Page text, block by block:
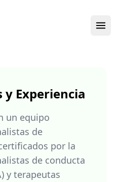
y Experiencia
un equipo
de
por la
de conducta
y terapeutas